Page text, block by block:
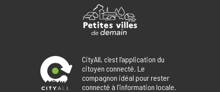
CityAll, c’est l’application du
citoyen connecté. Le
compagnon idéal pour rester
connecté à l’information locale.